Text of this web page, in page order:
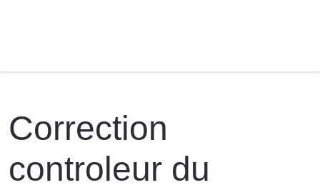
Correction
controleur du